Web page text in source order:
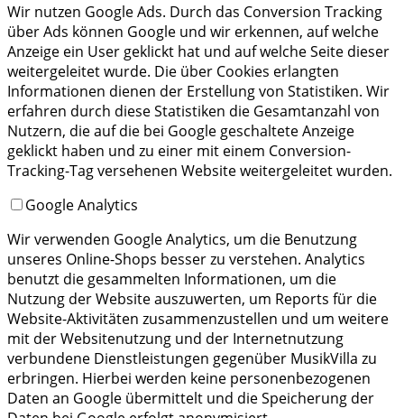
Wir nutzen Google Ads. Durch das Conversion Tracking
über Ads können Google und wir erkennen, auf welche
Anzeige ein User geklickt hat und auf welche Seite dieser
weitergeleitet wurde. Die über Cookies erlangten
Informationen dienen der Erstellung von Statistiken. Wir
erfahren durch diese Statistiken die Gesamtanzahl von
Nutzern, die auf die bei Google geschaltete Anzeige
geklickt haben und zu einer mit einem Conversion-
Tracking-Tag versehenen Website weitergeleitet wurden.
Google Analytics
Wir verwenden Google Analytics, um die Benutzung
unseres Online-Shops besser zu verstehen. Analytics
benutzt die gesammelten Informationen, um die
Nutzung der Website auszuwerten, um Reports für die
Website-Aktivitäten zusammenzustellen und um weitere
mit der Websitenutzung und der Internetnutzung
verbundene Dienstleistungen gegenüber MusikVilla zu
erbringen. Hierbei werden keine personenbezogenen
Daten an Google übermittelt und die Speicherung der